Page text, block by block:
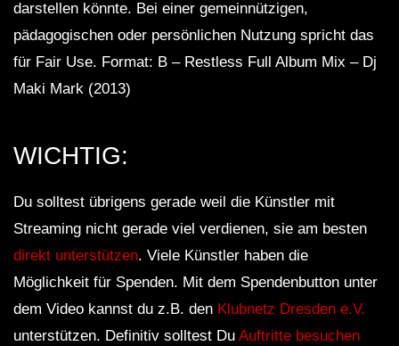
darstellen könnte. Bei einer gemeinnützigen,
pädagogischen oder persönlichen Nutzung spricht das
für Fair Use. Format: B – Restless Full Album Mix – Dj
Maki Mark (2013)
WICHTIG:
Du solltest übrigens gerade weil die Künstler mit
Streaming nicht gerade viel verdienen, sie am besten
direkt unterstützen. Viele Künstler haben die
Möglichkeit für Spenden. Mit dem Spendenbutton unter
dem Video kannst du z.B. den Klubnetz Dresden e.V.
unterstützen. Definitiv solltest Du Auftritte besuchen